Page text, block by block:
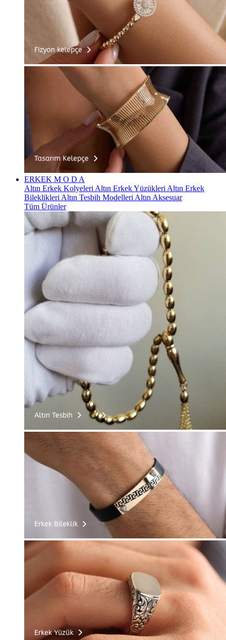
ERKEK M O D A
Altın Erkek Kolyeleri Altın Erkek Yüzükleri Altın Erkek
Bileklikleri Altın Tesbih Modelleri Altın Aksesuar
Tüm Ürünler